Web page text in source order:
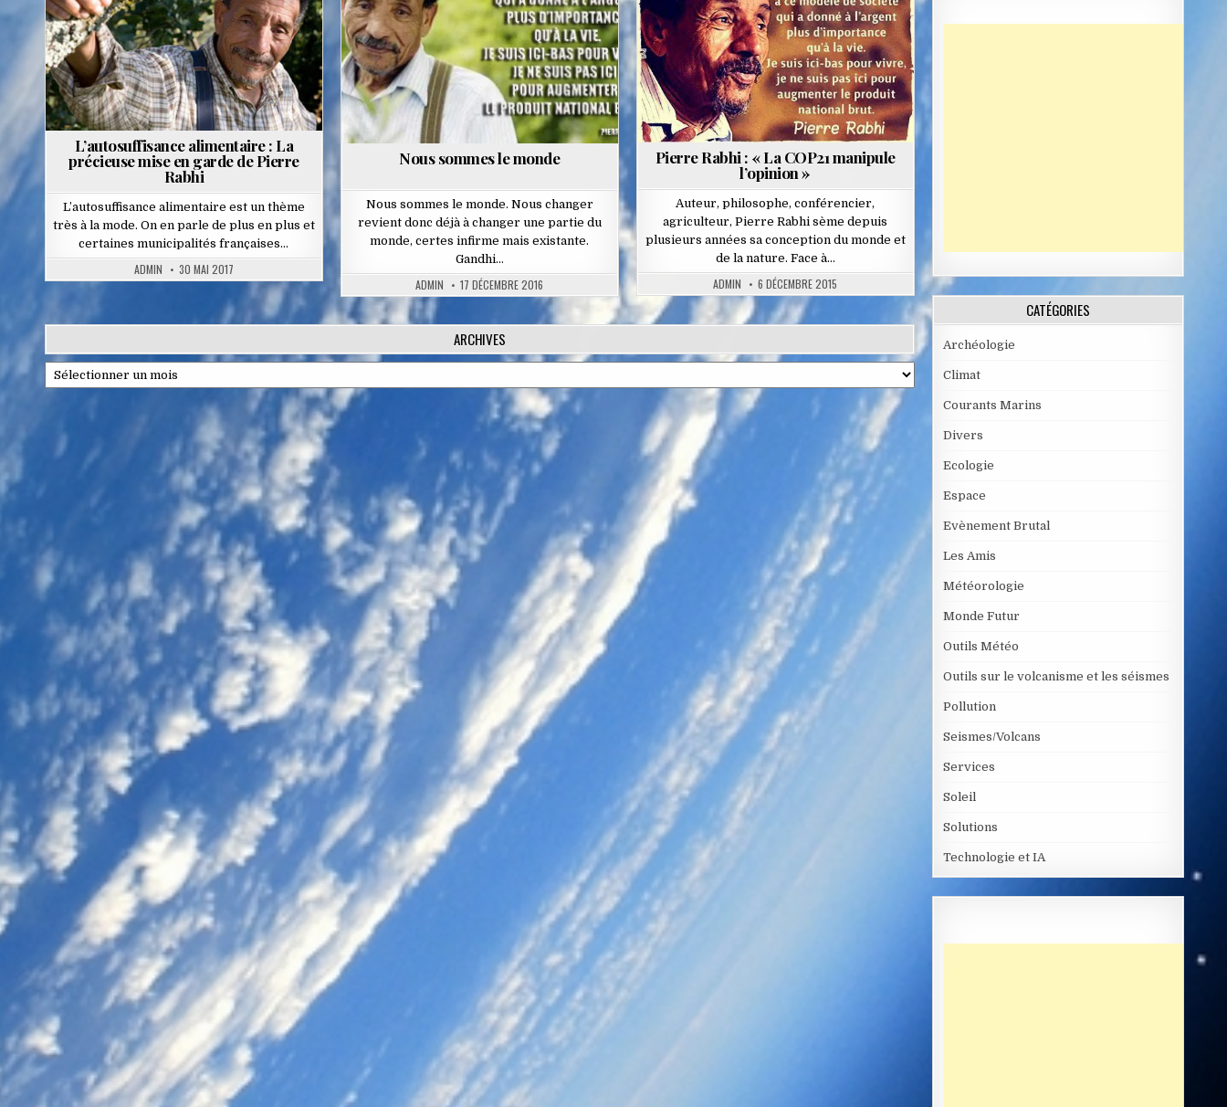
L’autosuffisance alimentaire : La
précieuse mise en garde de Pierre
Rabhi
L’autosuffisance alimentaire est un thème
très à la mode. On en parle de plus en plus et
certaines municipalités françaises…
ADMIN 30 MAI 2017
Nous sommes le monde
Nous sommes le monde. Nous changer
revient donc déjà à changer une partie du
monde, certes infirme mais existante.
Gandhi…
ADMIN 17 DÉCEMBRE 2016
Pierre Rabhi : « La COP21 manipule
l’opinion »
Auteur, philosophe, conférencier,
agriculteur, Pierre Rabhi sème depuis
plusieurs années sa conception du monde et
de la nature. Face à…
ADMIN 6 DÉCEMBRE 2015
ARCHIVES
Archives
CATÉGORIES
Archéologie
Climat
Courants Marins
Divers
Ecologie
Espace
Evènement Brutal
Les Amis
Météorologie
Monde Futur
Outils Météo
Outils sur le volcanisme et les séismes
Pollution
Seismes/Volcans
Services
Soleil
Solutions
Technologie et IA